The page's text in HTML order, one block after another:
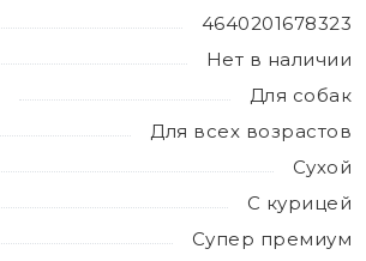
4640201678323
Нет в наличии
Для собак
Для всех возрастов
Сухой
С курицей
Супер премиум